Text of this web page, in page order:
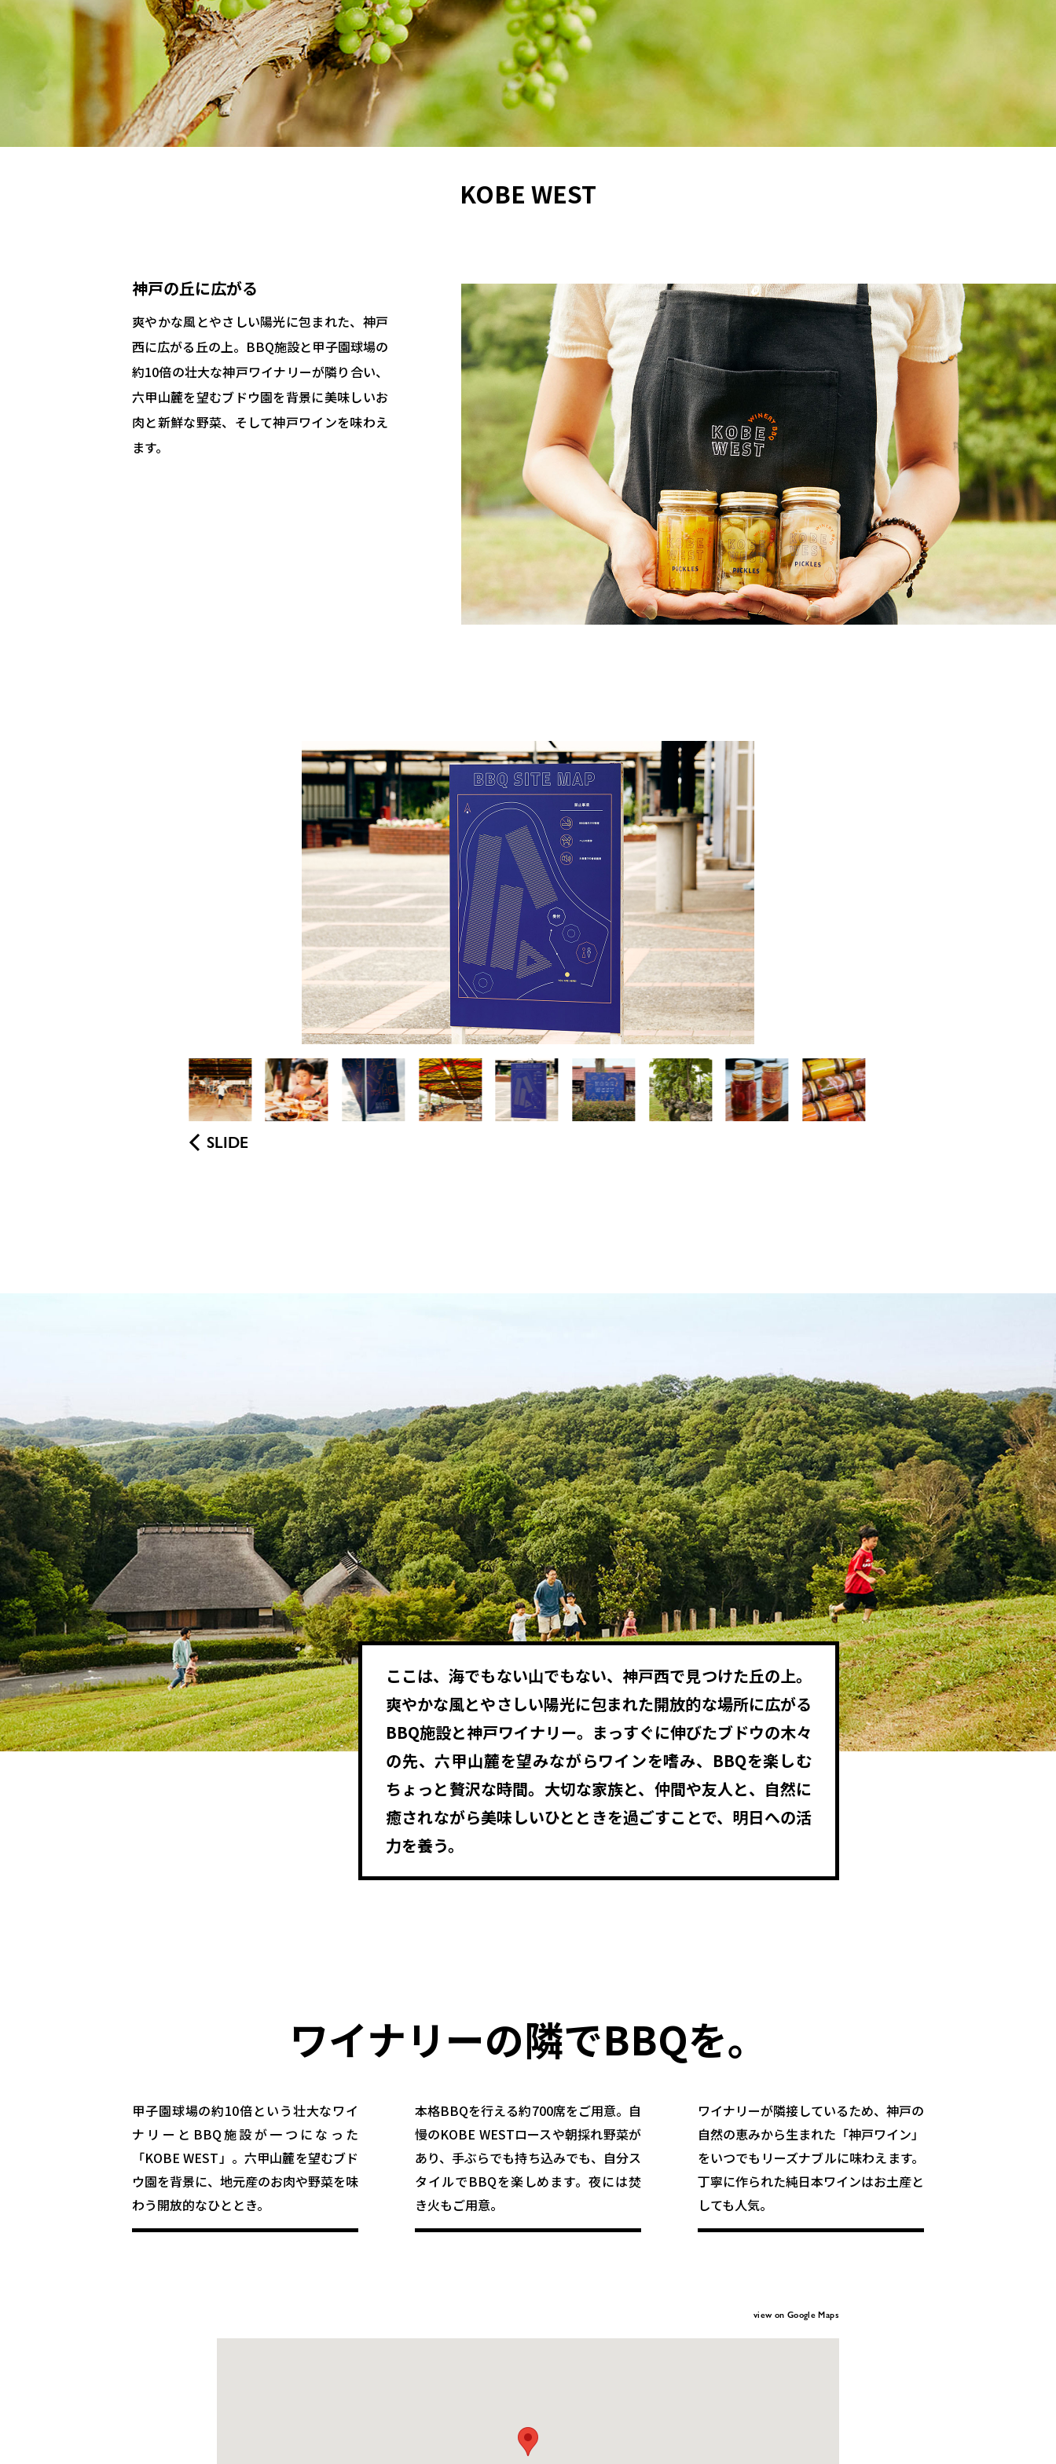
KOBE WEST
神戸の丘に広がる
爽やかな風とやさしい陽光に包まれた、神戸
西に広がる丘の上。BBQ施設と甲子園球場の
約10倍の壮大な神戸ワイナリーが隣り合い、
六甲山麓を望むブドウ園を背景に美味しいお
肉と新鮮な野菜、そして神戸ワインを味わえ
ます。
SLIDE
ここは、海でもない山でもない、神戸西で見つけた丘の上。
爽やかな風とやさしい陽光に包まれた開放的な場所に広がる
BBQ施設と神戸ワイナリー。まっすぐに伸びたブドウの木々
の先、六甲山麓を望みながらワインを嗜み、BBQを楽しむ
ちょっと贅沢な時間。大切な家族と、仲間や友人と、自然に
癒されながら美味しいひとときを過ごすことで、明日への活
力を養う。
ワイナリーの隣でBBQを。
甲子園球場の約10倍という壮大なワイ
ナリーとBBQ施設が一つになった
「KOBE WEST」。六甲山麓を望むブド
ウ園を背景に、地元産のお肉や野菜を味
わう開放的なひととき。
本格BBQを行える約700席をご用意。自
慢のKOBE WESTロースや朝採れ野菜が
あり、手ぶらでも持ち込みでも、自分ス
タイルでBBQを楽しめます。夜には焚
き火もご用意。
ワイナリーが隣接しているため、神戸の
自然の恵みから生まれた「神戸ワイン」
をいつでもリーズナブルに味わえます。
丁寧に作られた純日本ワインはお土産と
しても人気。
view on Google Maps